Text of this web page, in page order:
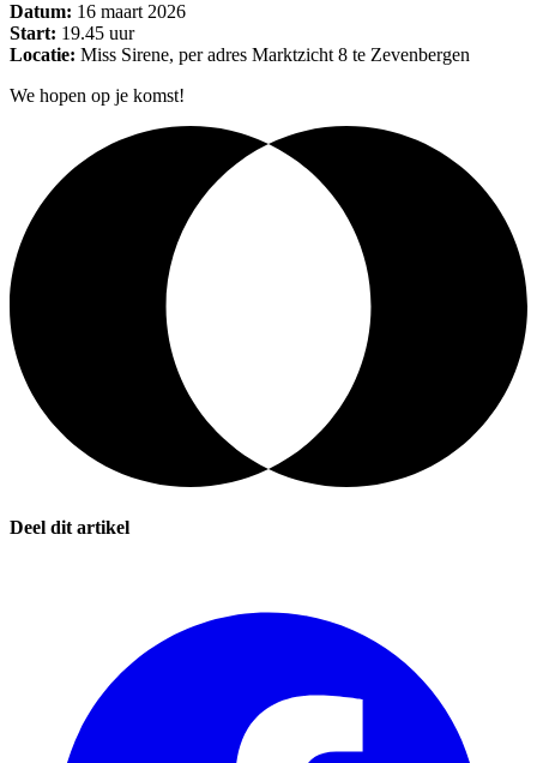
Datum: 16 maart 2026
Start: 19.45 uur
Locatie: Miss Sirene, per adres Marktzicht 8 te Zevenbergen
We hopen op je komst!
Deel dit artikel